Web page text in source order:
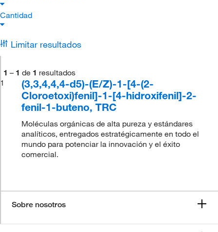
Cantidad
Limitar resultados
1 – 1 de 1 resultados
1
(3,3,4,4,4-d5)-(E/Z)-1-[4-(2-
Cloroetoxi)fenil]-1-[4-hidroxifenil]-2-
fenil-1-buteno, TRC
Moléculas orgánicas de alta pureza y estándares
analíticos, entregados estratégicamente en todo el
mundo para potenciar la innovación y el éxito
comercial.
Sobre nosotros